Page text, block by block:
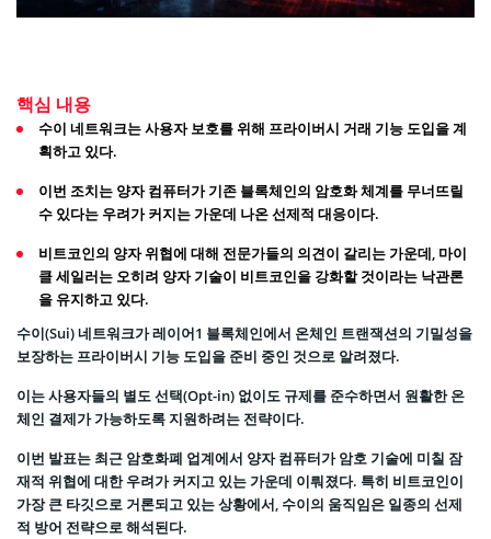
핵심 내용
수이 네트워크는 사용자 보호를 위해 프라이버시 거래 기능 도입을 계
획하고 있다.
이번 조치는 양자 컴퓨터가 기존 블록체인의 암호화 체계를 무너뜨릴
수 있다는 우려가 커지는 가운데 나온 선제적 대응이다.
비트코인의 양자 위협에 대해 전문가들의 의견이 갈리는 가운데, 마이
클 세일러는 오히려 양자 기술이 비트코인을 강화할 것이라는 낙관론
을 유지하고 있다.
수이(Sui) 네트워크가 레이어1 블록체인에서 온체인 트랜잭션의 기밀성을
보장하는 프라이버시 기능 도입을 준비 중인 것으로 알려졌다.
이는 사용자들의 별도 선택(Opt-in) 없이도 규제를 준수하면서 원활한 온
체인 결제가 가능하도록 지원하려는 전략이다.
이번 발표는 최근 암호화폐 업계에서 양자 컴퓨터가 암호 기술에 미칠 잠
재적 위협에 대한 우려가 커지고 있는 가운데 이뤄졌다. 특히 비트코인이
가장 큰 타깃으로 거론되고 있는 상황에서, 수이의 움직임은 일종의 선제
적 방어 전략으로 해석된다.